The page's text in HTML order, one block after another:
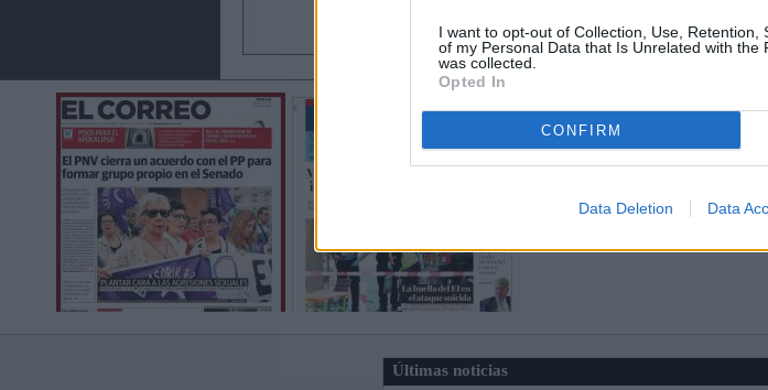
I want to opt-out of Collection, Use, Retention,
of my Personal Data that Is Unrelated with the
was collected.
Opted In
CONFIRM
Data Deletion Data
Últimas noticias